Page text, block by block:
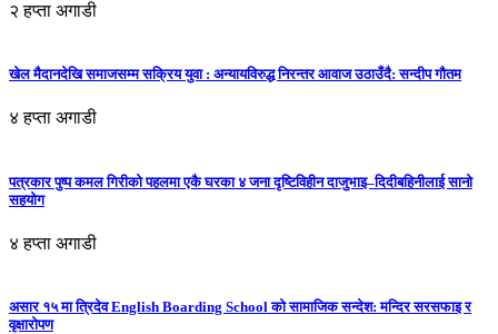
२ हप्ता अगाडी
खेल मैदानदेखि समाजसम्म सक्रिय युवा : अन्यायविरुद्ध निरन्तर आवाज उठाउँदै: सन्दीप गौतम
४ हप्ता अगाडी
पत्रकार पुष्प कमल गिरीको पहलमा एकै घरका ४ जना दृष्टिविहीन दाजुभाइ–दिदीबहिनीलाई सानो
सहयोग
४ हप्ता अगाडी
असार १५ मा त्रिदेव English Boarding School को सामाजिक सन्देश: मन्दिर सरसफाइ र
वृक्षारोपण